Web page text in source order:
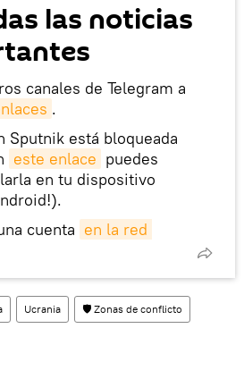
las noticias
canales de Telegram a
.
Sputnik está bloqueada
este enlace puedes
en tu dispositivo
cuenta en la red
Ucrania 🛡️ Zonas de conflicto